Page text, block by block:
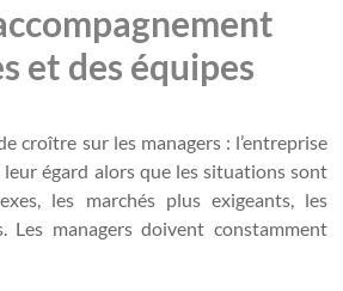
et des équipes
croître sur les managers : l’entreprise
égard alors que les situations sont
les marchés plus exigeants, les
Les managers doivent constamment